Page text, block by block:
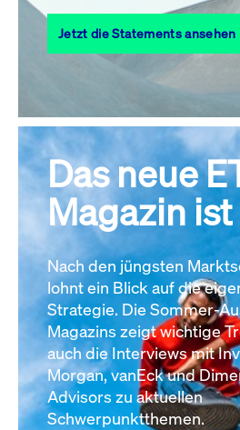
31
Alle
Jetzt die Statements ansehen
Das neue
Magazin
Nach den jüngsten
lohnt ein Blick auf die
Strategie. Die Sommer-
Magazins zeigt wichtige
auch die Interviews mit
Morgan, vanEck und
Advisors zu aktuellen
Schwerpunktthemen.